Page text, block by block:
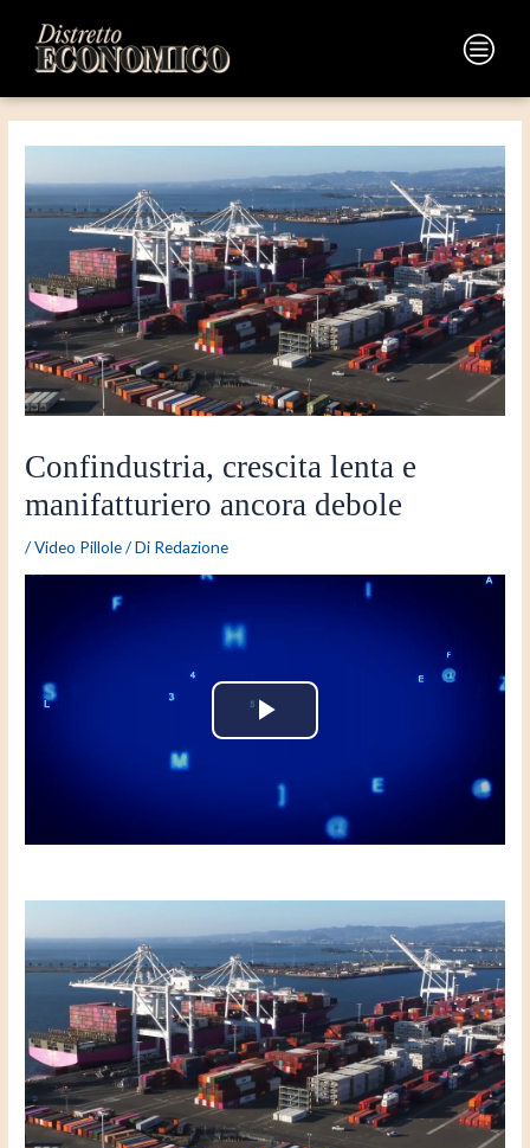
contenuto
Main
Menu
Confindustria, crescita lenta e
manifatturiero ancora debole
/Video Pillole/ Di Redazione
P
a
y
V
i
d
e
articoli